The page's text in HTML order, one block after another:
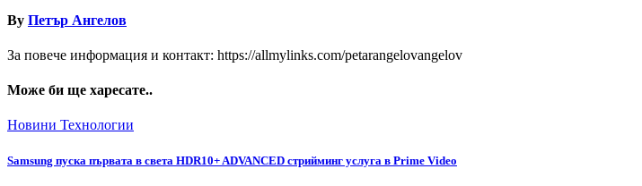
By Петър Ангелов
За повече информация и контакт: https://allmylinks.com/petarangelovangelov
Може би ще харесате..
Новини Технологии
Samsung пуска първата в света HDR10+ ADVANCED стрийминг услуга в Prime Video